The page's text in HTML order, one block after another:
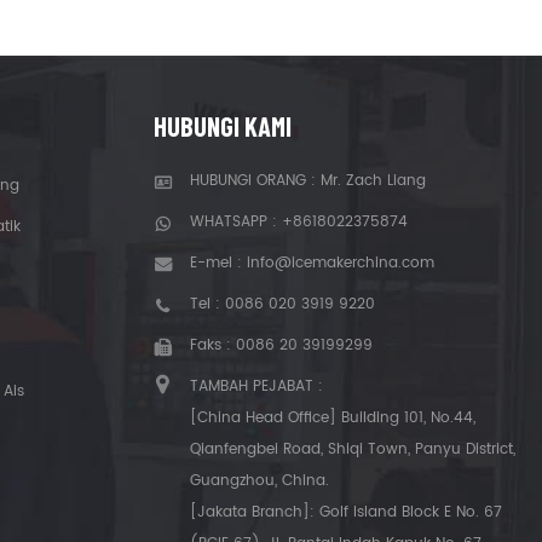
HUBUNGI KAMI
HUBUNGI ORANG : Mr. Zach Liang
WHATSAPP : +8618022375874
E-mel : info@icemakerchina.com
Tel : 0086 020 3919 9220
Faks : 0086 20 39199299
TAMBAH PEJABAT :
[China Head Office] Building 101, No.44,
Qianfengbei Road, Shiqi Town, Panyu District,
Guangzhou, China.
[Jakata Branch]: Golf Island Block E No. 67